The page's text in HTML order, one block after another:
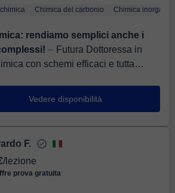
Chimica del carbonio Chimica
rendiamo semplici anche i
⏤ Futura Dottoressa in
con schemi efficaci e tutta
...
Vedere disponibilità
F.
/lezione
prova gratuita